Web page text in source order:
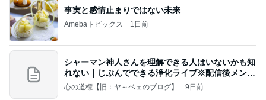
事実と感情止まりではない未来
Amebaトピックス 1日前
シャーマン神人さんを理解できる人はいないかも知
れない｜じぶんでできる浄化ライブ※配信後メンバ
ー限
心の道標【旧：ヤ～ベェのブログ】 9日前